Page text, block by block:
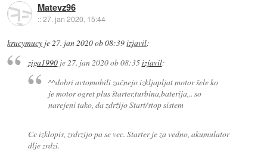
Matevz96
::27. jan 2020, 15:44
krucymucy je27. jan 2020 ob 08:39izjavil:
ziga1990je27. jan 2020 ob 08:35izjavil:
^^dobri avtomobili začnejo izkljapljat motor šele ko
je motor ogret plus štarter,turbina,baterija,.. so
narejeni tako, da zdržijo Start/stop sistem
Ce izklopis, zrdrzijo pa se vec. Starter je za vedno, akumulator
dlje zrdzi.